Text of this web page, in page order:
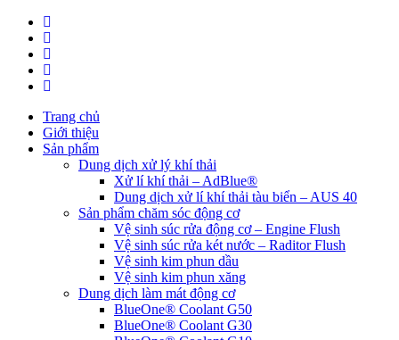
Trang chủ
Giới thiệu
Sản phẩm
Dung dịch xử lý khí thải
Xử lí khí thải – AdBlue®
Dung dịch xử lí khí thải tàu biển – AUS 40
Sản phẩm chăm sóc động cơ
Vệ sinh súc rửa động cơ – Engine Flush
Vệ sinh súc rửa két nước – Raditor Flush
Vệ sinh kim phun dầu
Vệ sinh kim phun xăng
Dung dịch làm mát động cơ
BlueOne® Coolant G50
BlueOne® Coolant G30